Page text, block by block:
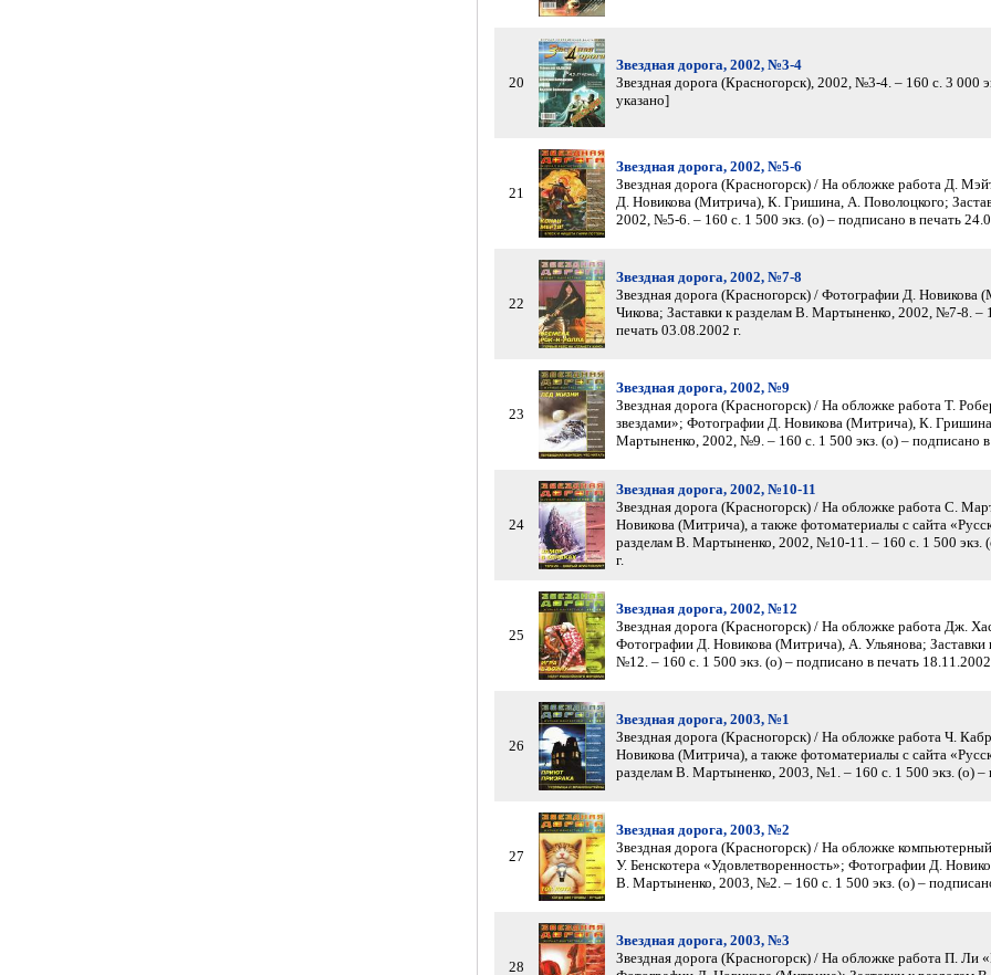
20
Звездная дорога, 2002, №3-4
Звездная дорога (Красногорск), 2002, №3-4. – 160 с. 3 000
указано]
21
Звездная дорога, 2002, №5-6
Звездная дорога (Красногорск) / На обложке работа Д.
Д. Новикова (Митрича), К. Гришина, А. Поволоцкого;
2002, №5-6. – 160 с. 1 500 экз. (о) – подписано в печать
22
Звездная дорога, 2002, №7-8
Звездная дорога (Красногорск) / Фотографии Д.
Чикова; Заставки к разделам В. Мартыненко, 2002, №7-8. –
печать 03.08.2002 г.
23
Звездная дорога, 2002, №9
Звездная дорога (Красногорск) / На обложке работа Т.
звездами»; Фотографии Д. Новикова (Митрича), К.
Мартыненко, 2002, №9. – 160 с. 1 500 экз. (о) – подписано в
24
Звездная дорога, 2002, №10-11
Звездная дорога (Красногорск) / На обложке работа С.
Новикова (Митрича), а также фотоматериалы с сайта
разделам В. Мартыненко, 2002, №10-11. – 160 с. 1 500 экз.
г.
25
Звездная дорога, 2002, №12
Звездная дорога (Красногорск) / На обложке работа Дж.
Фотографии Д. Новикова (Митрича), А. Ульянова;
№12. – 160 с. 1 500 экз. (о) – подписано в печать 18.11.2002
26
Звездная дорога, 2003, №1
Звездная дорога (Красногорск) / На обложке работа Ч.
Новикова (Митрича), а также фотоматериалы с сайта
разделам В. Мартыненко, 2003, №1. – 160 с. 1 500 экз. (о) –
27
Звездная дорога, 2003, №2
Звездная дорога (Красногорск) / На обложке
У. Бенскотера «Удовлетворенность»; Фотографии Д.
В. Мартыненко, 2003, №2. – 160 с. 1 500 экз. (о) –
28
Звездная дорога, 2003, №3
Звездная дорога (Красногорск) / На обложке работа П. Ли